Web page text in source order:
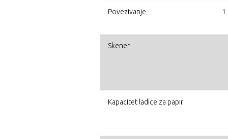
Povezivanje 1
Skener
Kapacitet ladice za papir